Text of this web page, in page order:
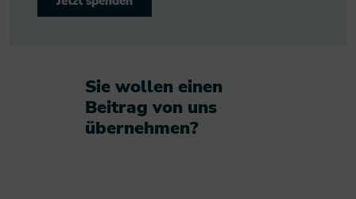
Sie wollen einen
Beitrag von uns
übernehmen?​